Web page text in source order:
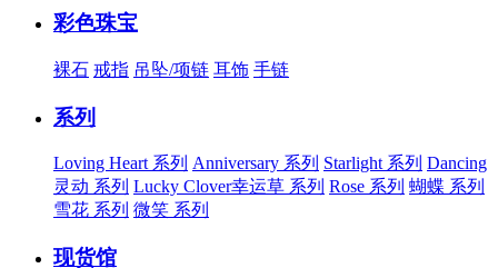
彩色珠宝
裸石 戒指 吊坠/项链 耳饰 手链
系列
Loving Heart 系列 Anniversary 系列 Starlight 系列 Dancing
灵动 系列 Lucky Clover幸运草 系列 Rose 系列 蝴蝶 系列
雪花 系列 微笑 系列
现货馆